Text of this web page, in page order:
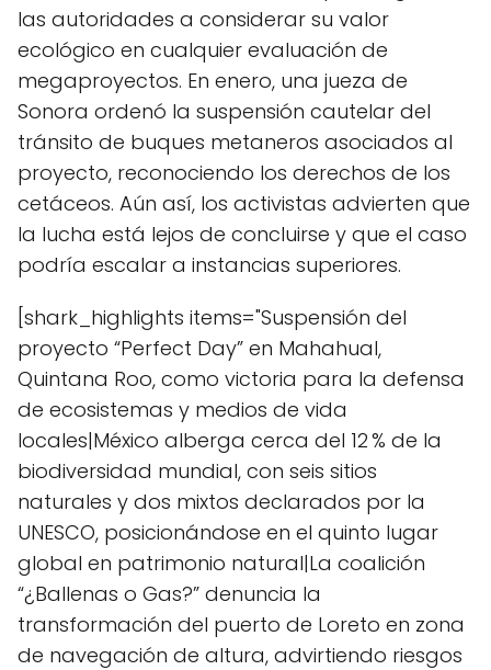
las autoridades a considerar su valor
ecológico en cualquier evaluación de
megaproyectos. En enero, una jueza de
Sonora ordenó la suspensión cautelar del
tránsito de buques metaneros asociados al
proyecto, reconociendo los derechos de los
cetáceos. Aún así, los activistas advierten que
la lucha está lejos de concluirse y que el caso
podría escalar a instancias superiores.
[shark_highlights items="Suspensión del
proyecto “Perfect Day” en Mahahual,
Quintana Roo, como victoria para la defensa
de ecosistemas y medios de vida
locales|México alberga cerca del 12 % de la
biodiversidad mundial, con seis sitios
naturales y dos mixtos declarados por la
UNESCO, posicionándose en el quinto lugar
global en patrimonio natural|La coalición
“¿Ballenas o Gas?” denuncia la
transformación del puerto de Loreto en zona
de navegación de altura, advirtiendo riesgos